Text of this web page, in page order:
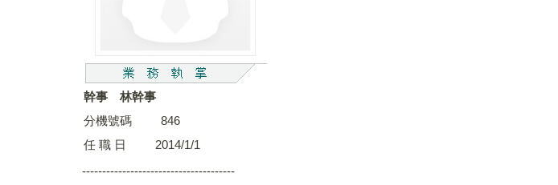
幹事 林幹事
分機號碼 846
任 職 日 2014/1/1
--------------------------------------